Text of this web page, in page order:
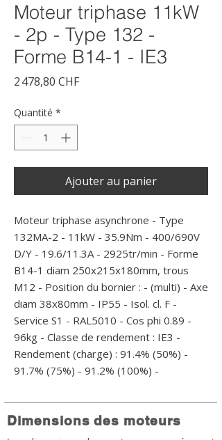
Moteur triphase 11kW
- 2p - Type 132 -
Forme B14-1 - IE3
2 478,80 CHFPrix
Quantité *
Ajouter au panier
Moteur triphase asynchrone - Type
132MA-2 - 11kW - 35.9Nm - 400/690V
D/Y - 19.6/11.3A - 2925tr/min - Forme
B14-1 diam 250x215x180mm, trous
M12 - Position du bornier : - (multi) - Axe
diam 38x80mm - IP55 - Isol. cl. F -
Service S1 - RAL5010 - Cos phi 0.89 -
96kg - Classe de rendement : IE3 -
Rendement (charge) : 91.4% (50%) -
91.7% (75%) - 91.2% (100%) -
Dimensions des moteurs